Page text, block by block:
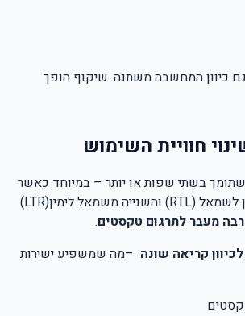
המחשבה משתנה. שיקוף הופך
חוויית השימוש
בשתי שפות או יותר – במיוחד כאשר
לשמאל(RTL) והשנייה משמאל לימין(LTR)
מעבר לתרגום טקסטים.
לכיוון קריאה שונה –מה שמשפיע ישירות